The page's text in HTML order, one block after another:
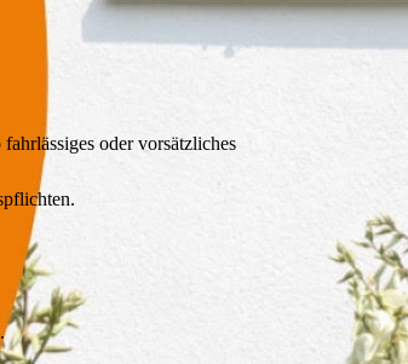
oder vorsätzliches